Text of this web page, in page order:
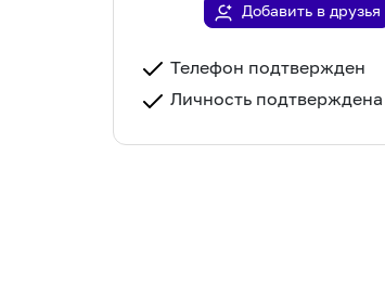
Добавить в друзья
Телефон подтвержден
Личность подтверждена